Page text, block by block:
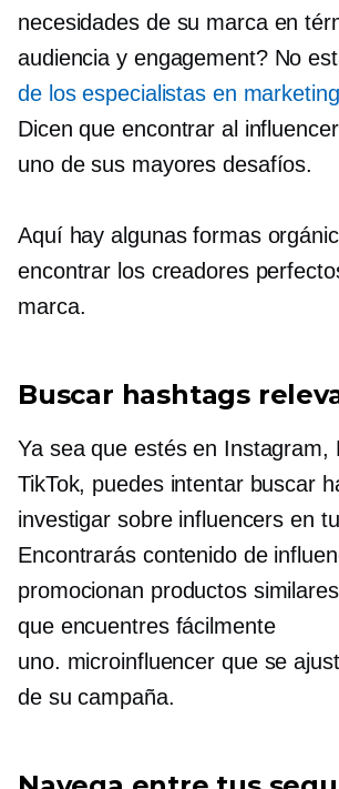
necesidades de su marca en
audiencia y engagement? No
de los especialistas en
Dicen que encontrar al
uno de sus mayores desafíos.
Aquí hay algunas formas
encontrar los creadores
marca.
Buscar hashtags
Ya sea que estés en Instagram,
TikTok, puedes intentar buscar
investigar sobre influencers en
Encontrarás contenido de
promocionan productos
que encuentres fácilmente
uno. microinfluencer que se
de su campaña.